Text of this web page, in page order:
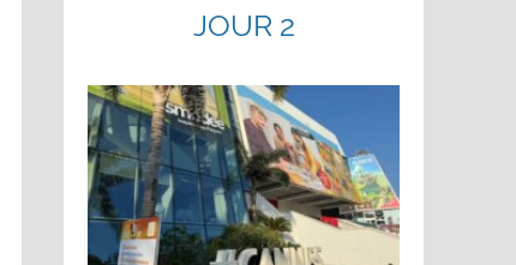
JOUR 2